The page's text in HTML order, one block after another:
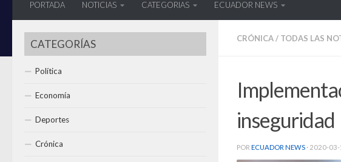
PORTADA NOTICIAS CATEGORIAS ECUADOR NEWS
CRÓNICA/ TODAS LAS
inseguridad
POR ECUADOR NEWS · 2020-
CATEGORÍAS
Política
Economía
Deportes
Crónica